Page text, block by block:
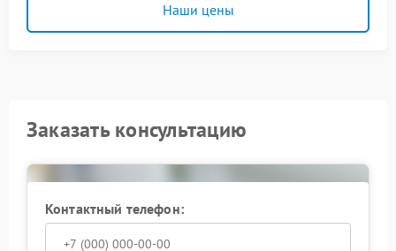
Наши цены
Заказать консультацию
Контактный телефон: